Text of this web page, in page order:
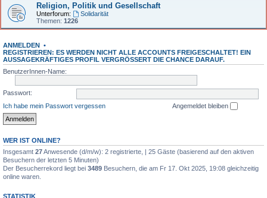
Religion, Politik und Gesellschaft
Unterforum:
Solidarität
Themen: 1226
ANMELDEN •
REGISTRIEREN: ES WERDEN NICHT ALLE ACCOUNTS FREIGESCHALTET! EIN
AUSSAGEKRÄFTIGES PROFIL VERGRÖSSERT DIE CHANCE DARAUF.
BenutzerInnen-Name:
Passwort:
Ich habe mein Passwort vergessen
Angemeldet bleiben
WER IST ONLINE?
Insgesamt 27Anwesende (d/m/w): 2 registrierte, | 25 Gäste (basierend auf den aktiven
Besuchern der letzten 5 Minuten)
Der Besucherrekord liegt bei 3489 Besuchern, die am Fr 17. Okt 2025, 19:08 gleichzeitig
online waren.
STATISTIK